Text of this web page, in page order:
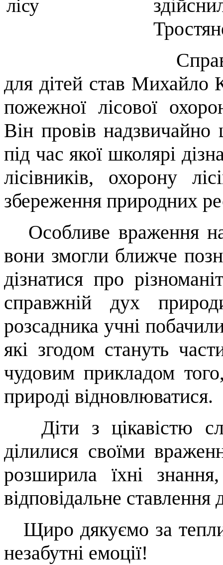
для дітей став Михайло
пожежної лісової
Він провів надзвичайно
під час якої школярі
лісівників, охорону
збереження природних
Особливе враження на
вони змогли ближче
дізнатися про
справжній дух
розсадника учні
які згодом стануть
чудовим прикладом
природі відновлюватися.
Діти з цікавістю
ділилися своїми
розширила їхні
відповідальне ставлення
Щиро дякуємо за
незабутні емоції!